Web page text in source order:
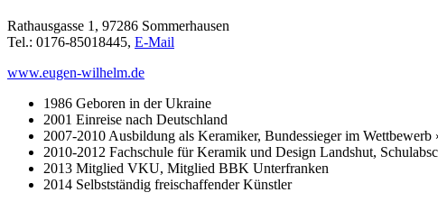
Rathausgasse 1, 97286 Sommerhausen
Tel.: 0176-85018445, E-Mail
www.eugen-wilhelm.de
1986 Geboren in der Ukraine
2001 Einreise nach Deutschland
2007-2010 Ausbildung als Keramiker, Bundessieger im Wettbewerb
2010-2012 Fachschule für Keramik und Design Landshut,
2013 Mitglied VKU, Mitglied BBK Unterfranken
2014 Selbstständig freischaffender Künstler